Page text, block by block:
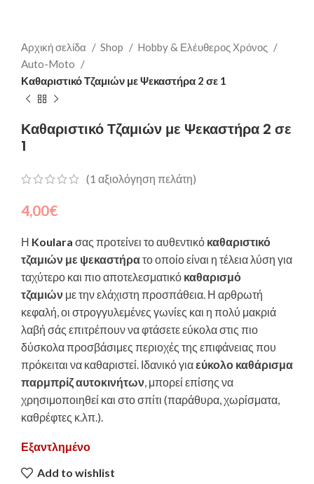
Αρχική σελίδα Shop
Hobby & Ελέυθερος Χρόνος
Auto-Moto
Καθαριστικό Τζαμιών με Ψεκαστήρα 2 σε 1
Καθαριστικό Τζαμιών με Ψεκαστήρα 2 σε
1
(1 αξιολόγηση πελάτη)
4,00€
Η Koulara σας προτείνει το αυθεντικό καθαριστικό
τζαμιών με ψεκαστήρατο οποίο είναι η τέλεια λύση για
ταχύτερο και πιο αποτελεσματικό καθαρισμό
τζαμιών με την ελάχιστη προσπάθεια. Η αρθρωτή
κεφαλή, οι στρογγυλεμένες γωνίες και η πολύ μακριά
λαβή σάς επιτρέπουν να φτάσετε εύκολα στις πιο
δύσκολα προσβάσιμες περιοχές της επιφάνειας που
πρόκειται να καθαριστεί. Ιδανικό γιαεύκολο καθάρισμα
παρμπρίζ αυτοκινήτων , μπορεί επίσης να
χρησιμοποιηθεί και στο σπίτι (παράθυρα, χωρίσματα,
καθρέφτες κ.λπ.).
Εξαντλημένο
Add to wishlist